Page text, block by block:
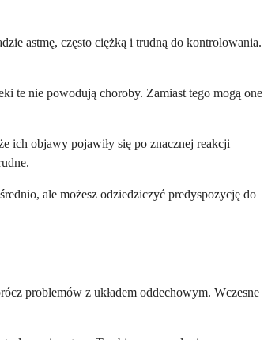
astmę, często ciężką i trudną do kontrolowania.
te nie powodują choroby. Zamiast tego mogą one
ich objawy pojawiły się po znacznej reakcji
ale możesz odziedziczyć predyspozycję do
problemów z układem oddechowym. Wczesne